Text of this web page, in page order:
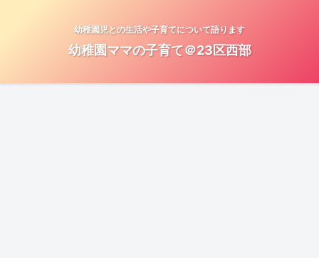
幼稚園児との生活や子育てについて語ります
幼稚園ママの子育て＠23区西部